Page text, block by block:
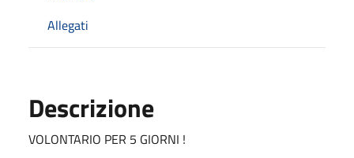
Allegati
Descrizione
VOLONTARIO PER 5 GIORNI !